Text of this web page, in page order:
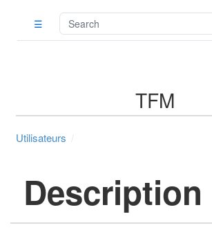
☰
TFM
Utilisateurs
Description